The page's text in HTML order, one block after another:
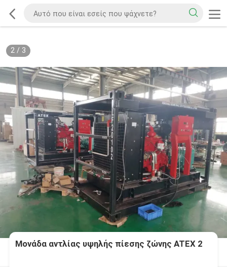
2/ 3
Μονάδα αντλίας υψηλής πίεσης ζώνης ATEX 2